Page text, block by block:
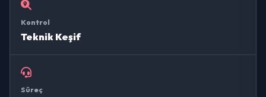
Kontrol
Teknik Keşif
Süreç